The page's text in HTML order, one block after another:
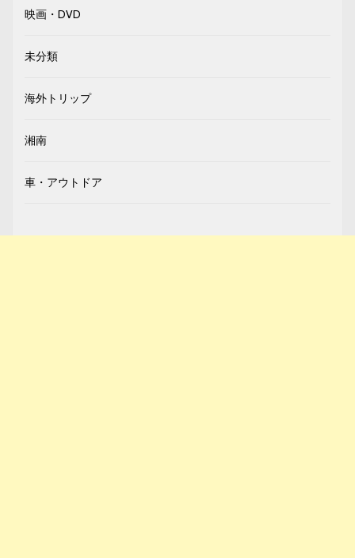
映画・DVD
未分類
海外トリップ
湘南
車・アウトドア